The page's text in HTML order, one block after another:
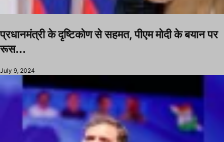
प्रधानमंत्री के दृष्टिकोण से सहमत, पीएम मोदी के बयान पर
रूस...
July 9, 2024